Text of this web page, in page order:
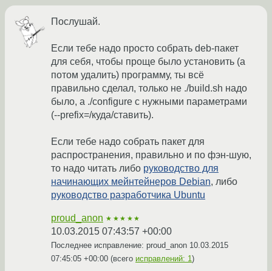
Послушай.
Если тебе надо просто собрать deb-пакет
для себя, чтобы проще было установить (а
потом удалить) программу, ты всё
правильно сделал, только не ./build.sh надо
было, а ./configure с нужными параметрами
(--prefix=/куда/ставить).
Если тебе надо собрать пакет для
распространения, правильно и по фэн-шую,
то надо читать либо руководство для
начинающих мейнтейнеров Debian, либо
руководство разработчика Ubuntu
proud_anon ★★★★★
10.03.2015 07:43:57 +00:00
Последнее исправление: proud_anon 10.03.2015
07:45:05 +00:00 (всего исправлений: 1)